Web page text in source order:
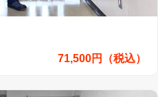
71,500円（税込）